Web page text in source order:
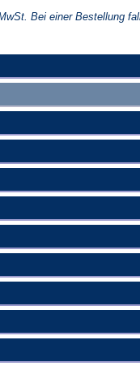
Bei einer Bestellung